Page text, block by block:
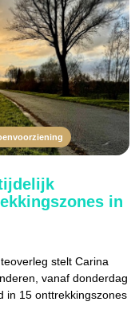
in
stelt Carina
vanaf donderdag
in 15 onttrekkingszones